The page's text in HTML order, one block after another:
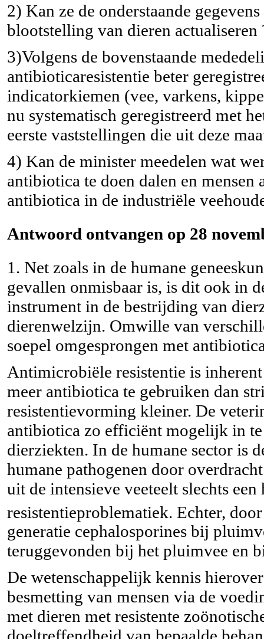
2) Kan ze de onderstaande
blootstelling van dieren actualiseren
3)Volgens de bovenstaande
antibioticaresistentie beter
indicatorkiemen (vee, varkens,
nu systematisch geregistreerd met
eerste vaststellingen die uit deze
4) Kan de minister meedelen wat
antibiotica te doen dalen en
antibiotica in de industriële
Antwoord ontvangen op 28
1. Net zoals in de humane
gevallen onmisbaar is, is dit ook in
instrument in de bestrijding van
dierenwelzijn. Omwille van
soepel omgesprongen met
Antimicrobiële resistentie is
meer antibiotica te gebruiken dan
resistentievorming kleiner. De
antibiotica zo efficiënt mogelijk in
dierziekten. In de humane sector is
humane pathogenen door
uit de intensieve veeteelt slechts
resistentieproblematiek. Echter,
generatie cephalosporines bij
teruggevonden bij het pluimvee en
De wetenschappelijk kennis
besmetting van mensen via de
met dieren met resistente